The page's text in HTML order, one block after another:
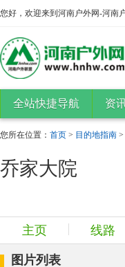
您好，欢迎来到河南户外网-河南
全站快捷导航 资
您所在位置： 首页 > 目的地指南 >
乔家大院
主页 线路
图片列表